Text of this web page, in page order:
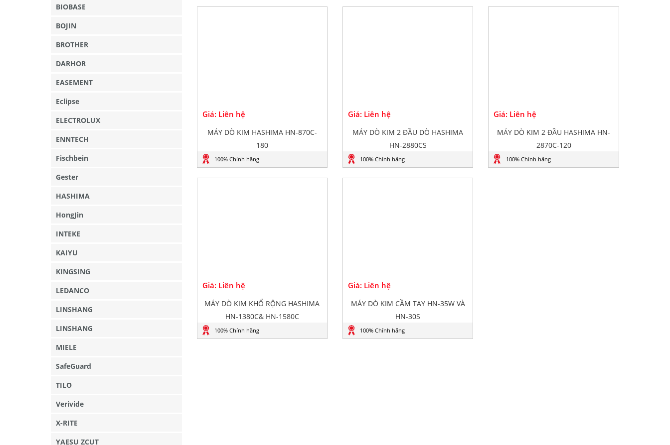
Giá: Liên hệ
MÁY DÒ KIM HASHIMA HN-870C-
180
100% Chính hãng
Giá: Liên hệ
MÁY DÒ KIM 2 ĐẦU DÒ HASHIMA
HN-2880CS
100% Chính hãng
Giá: Liên hệ
MÁY DÒ KIM 2 ĐẦU HASHIMA HN-
2870C-120
100% Chính hãng
Giá: Liên hệ
MÁY DÒ KIM KHỔ RỘNG HASHIMA
HN-1380C& HN-1580C
100% Chính hãng
Giá: Liên hệ
MÁY DÒ KIM CẦM TAY HN-35W VÀ
HN-30S
100% Chính hãng
BIOBASE
BOJIN
BROTHER
DARHOR
EASEMENT
Eclipse
ELECTROLUX
ENNTECH
Fischbein
Gester
HASHIMA
HongJin
INTEKE
KAIYU
KINGSING
LEDANCO
LINSHANG
LINSHANG
MIELE
SafeGuard
TILO
Verivide
X-RITE
YAESU ZCUT